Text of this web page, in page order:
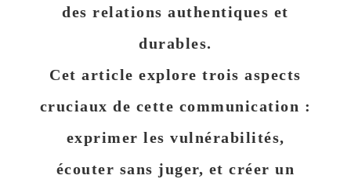
des relations authentiques et
durables.
Cet article explore trois aspects
cruciaux de cette communication :
exprimer les vulnérabilités,
écouter sans juger, et créer un